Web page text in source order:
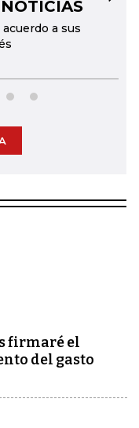
a sus
→
firmaré el
del gasto